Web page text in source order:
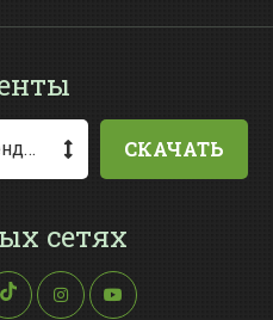
Методические рекомендации по заполнению заявления о выдаче разрешения на специальное водопользование СКАЧАТЬ
сетях